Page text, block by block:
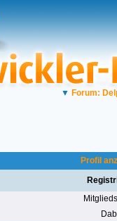
▼ Forum:
Profil